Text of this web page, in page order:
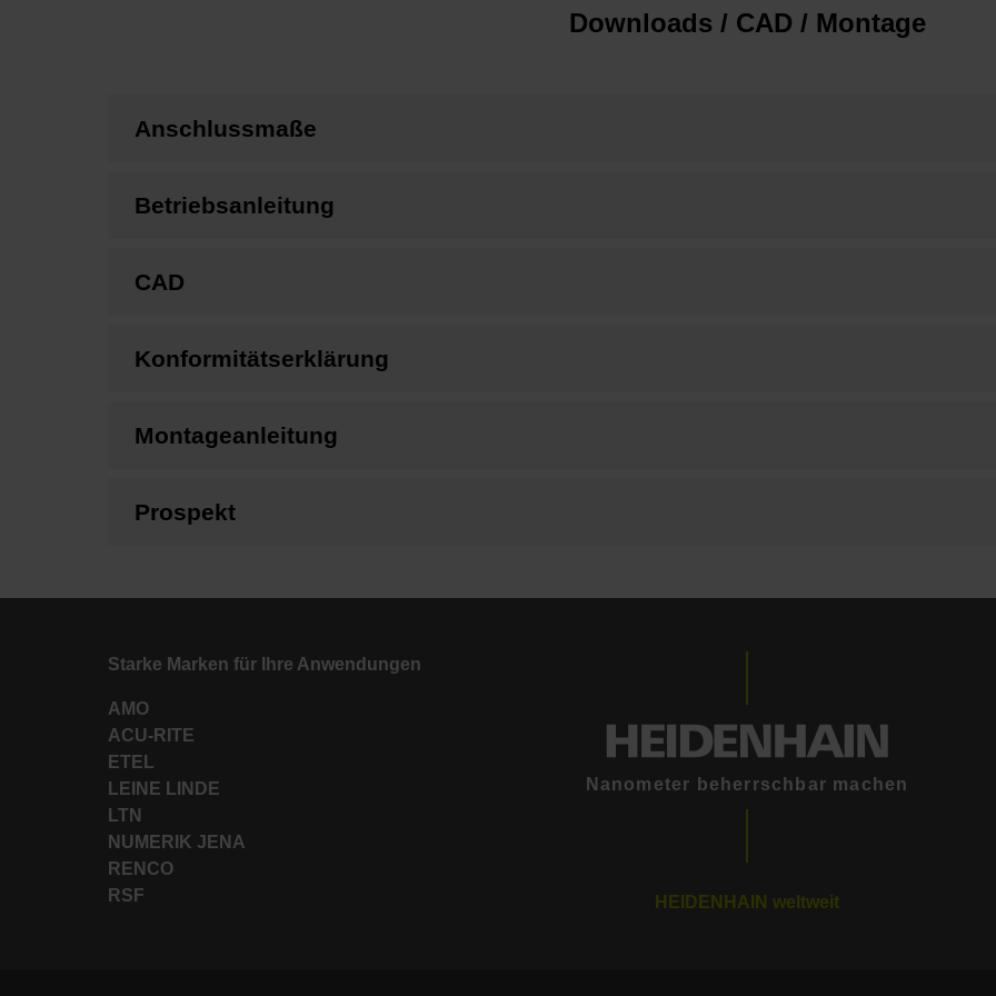
Downloads / CAD / Montage
Anschlussmaße
Betriebsanleitung
CAD
Konformitätserklärung
Montageanleitung
Prospekt
Starke Marken für Ihre Anwendungen
AMO
ACU-RITE
ETEL
LEINE LINDE
LTN
NUMERIK JENA
RENCO
RSF
Nanometer beherrschbar machen
HEIDENHAIN weltweit